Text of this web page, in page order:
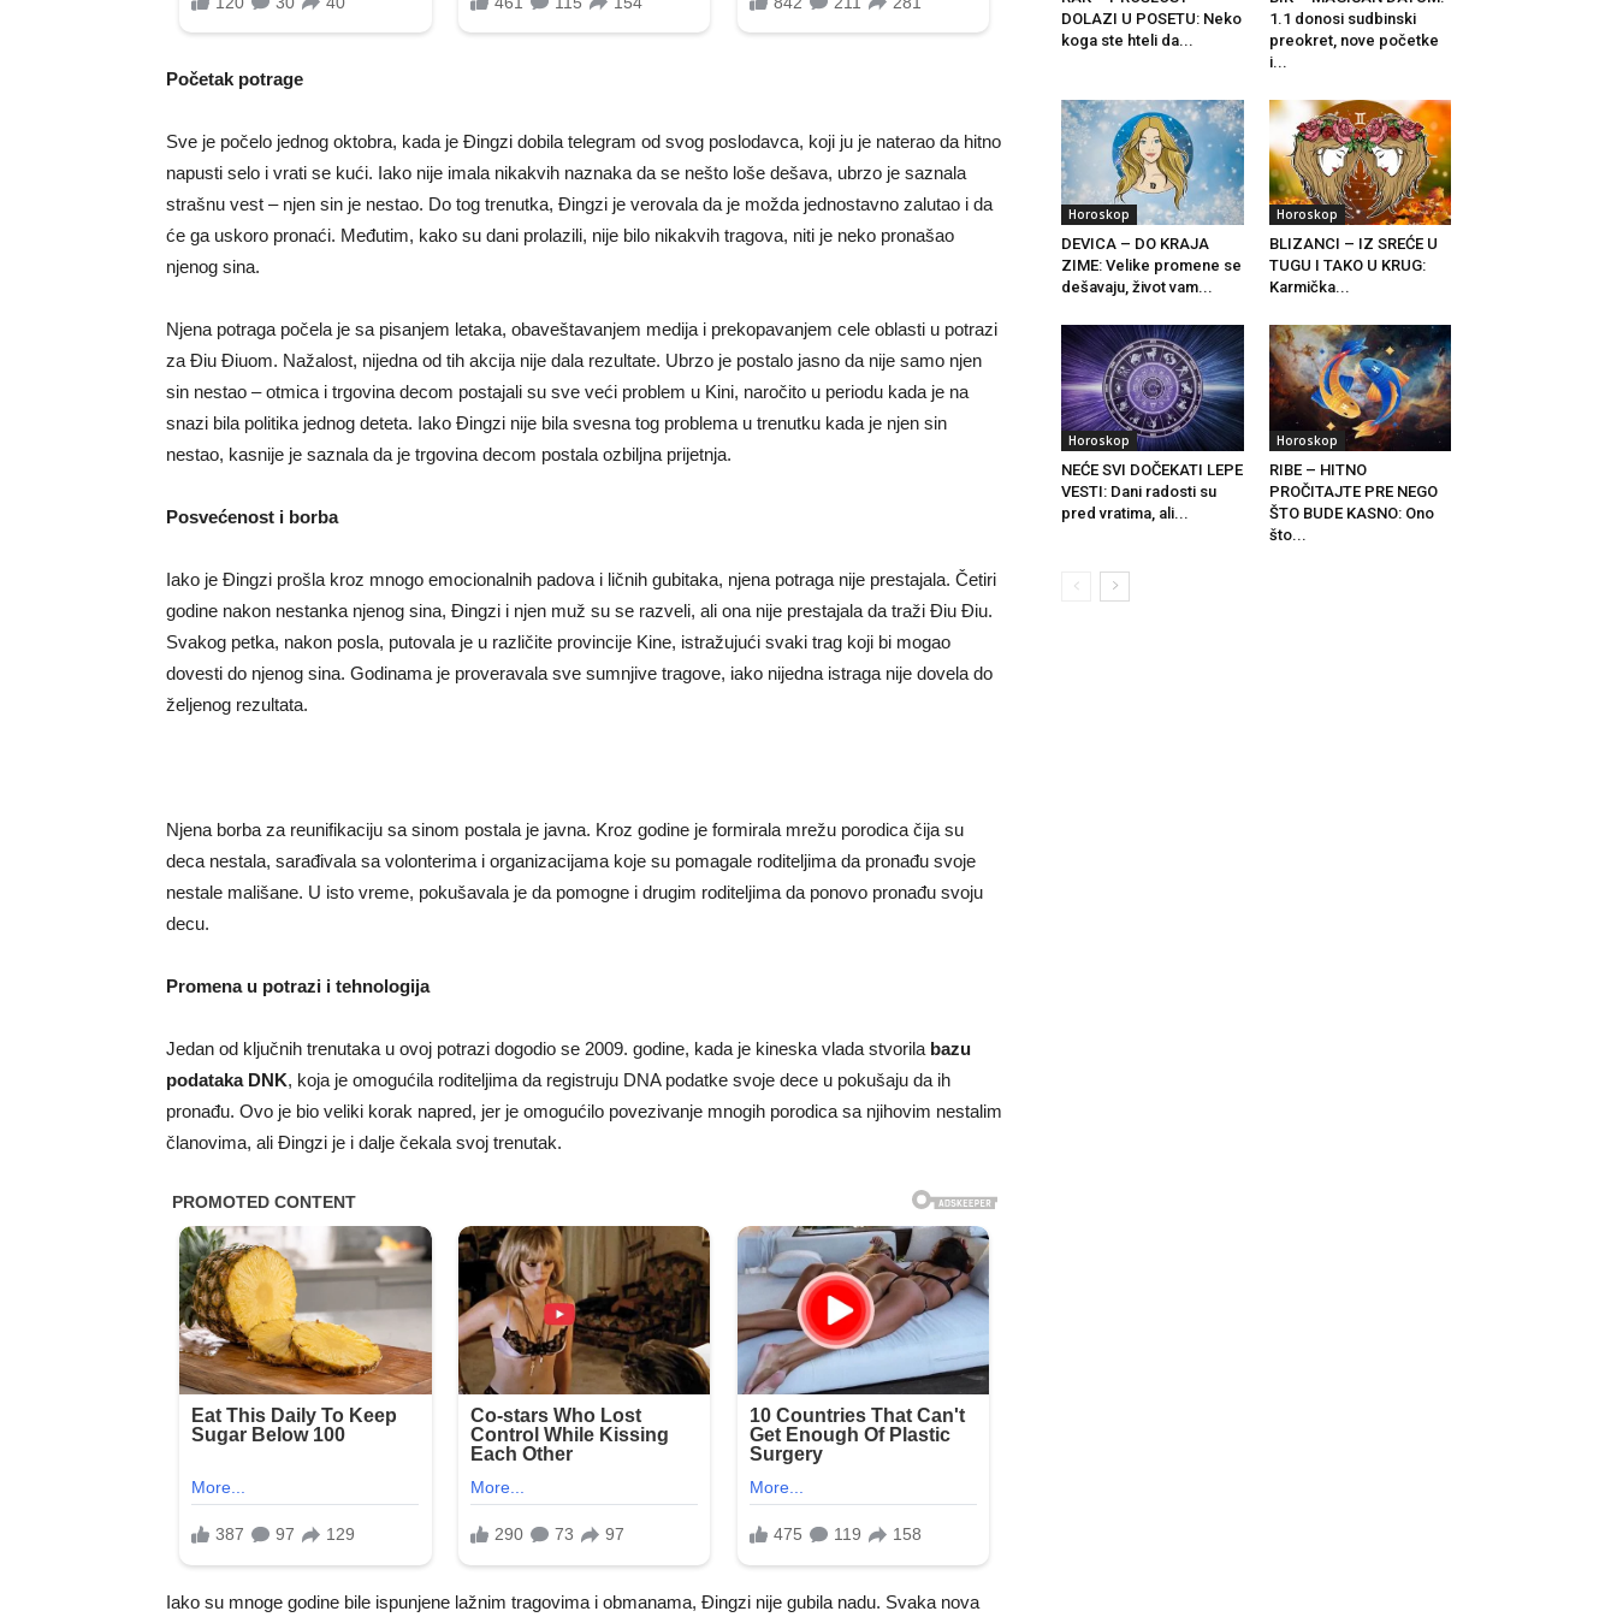
Početak potrage
Sve je počelo jednog oktobra, kada je Đingzi dobila telegram od svog poslodavca, koji ju je naterao da hitno
napusti selo i vrati se kući. Iako nije imala nikakvih naznaka da se nešto loše dešava, ubrzo je saznala
strašnu vest – njen sin je nestao. Do tog trenutka, Đingzi je verovala da je možda jednostavno zalutao i da
će ga uskoro pronaći. Međutim, kako su dani prolazili, nije bilo nikakvih tragova, niti je neko pronašao
njenog sina.
Njena potraga počela je sa pisanjem letaka, obaveštavanjem medija i prekopavanjem cele oblasti u potrazi
za Điu Điuom. Nažalost, nijedna od tih akcija nije dala rezultate. Ubrzo je postalo jasno da nije samo njen
sin nestao – otmica i trgovina decom postajali su sve veći problem u Kini, naročito u periodu kada je na
snazi bila politika jednog deteta. Iako Đingzi nije bila svesna tog problema u trenutku kada je njen sin
nestao, kasnije je saznala da je trgovina decom postala ozbiljna prijetnja.
Posvećenost i borba
Iako je Đingzi prošla kroz mnogo emocionalnih padova i ličnih gubitaka, njena potraga nije prestajala. Četiri
godine nakon nestanka njenog sina, Đingzi i njen muž su se razveli, ali ona nije prestajala da traži Điu Điu.
Svakog petka, nakon posla, putovala je u različite provincije Kine, istražujući svaki trag koji bi mogao
dovesti do njenog sina. Godinama je proveravala sve sumnjive tragove, iako nijedna istraga nije dovela do
željenog rezultata.
Njena borba za reunifikaciju sa sinom postala je javna. Kroz godine je formirala mrežu porodica čija su
deca nestala, sarađivala sa volonterima i organizacijama koje su pomagale roditeljima da pronađu svoje
nestale mališane. U isto vreme, pokušavala je da pomogne i drugim roditeljima da ponovo pronađu svoju
decu.
Promena u potrazi i tehnologija
Jedan od ključnih trenutaka u ovoj potrazi dogodio se 2009. godine, kada je kineska vlada stvorila bazu
podataka DNK, koja je omogućila roditeljima da registruju DNA podatke svoje dece u pokušaju da ih
pronađu. Ovo je bio veliki korak napred, jer je omogućilo povezivanje mnogih porodica sa njihovim nestalim
članovima, ali Đingzi je i dalje čekala svoj trenutak.
Iako su mnoge godine bile ispunjene lažnim tragovima i obmanama, Đingzi nije gubila nadu. Svaka nova
DOLAZI U POSETU: Neko
koga ste hteli da...
1.1 donosi sudbinski
preokret, nove početke
i...
Horoskop
DEVICA – DO KRAJA
ZIME: Velike promene se
dešavaju, život vam...
Horoskop
BLIZANCI – IZ SREĆE U
TUGU I TAKO U KRUG:
Karmička...
Horoskop
NEĆE SVI DOČEKATI LEPE
VESTI: Dani radosti su
pred vratima, ali...
Horoskop
RIBE – HITNO
PROČITAJTE PRE NEGO
ŠTO BUDE KASNO: Ono
što...